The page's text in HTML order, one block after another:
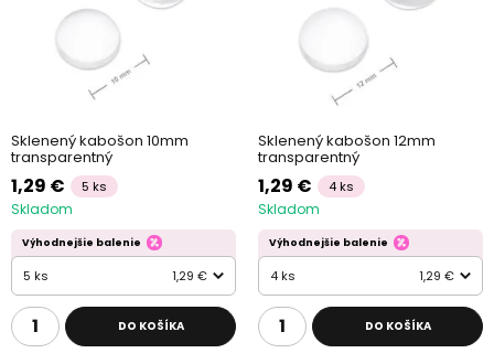
Sklenený kabošon 10mm
transparentný
1,29 € 5 ks
Skladom
Výhodnejšie balenie
5 ks 1,29 €
DO KOŠÍKA
Sklenený kabošon 12mm
transparentný
1,29 € 4 ks
Skladom
Výhodnejšie balenie
4 ks 1,29 €
DO KOŠÍKA